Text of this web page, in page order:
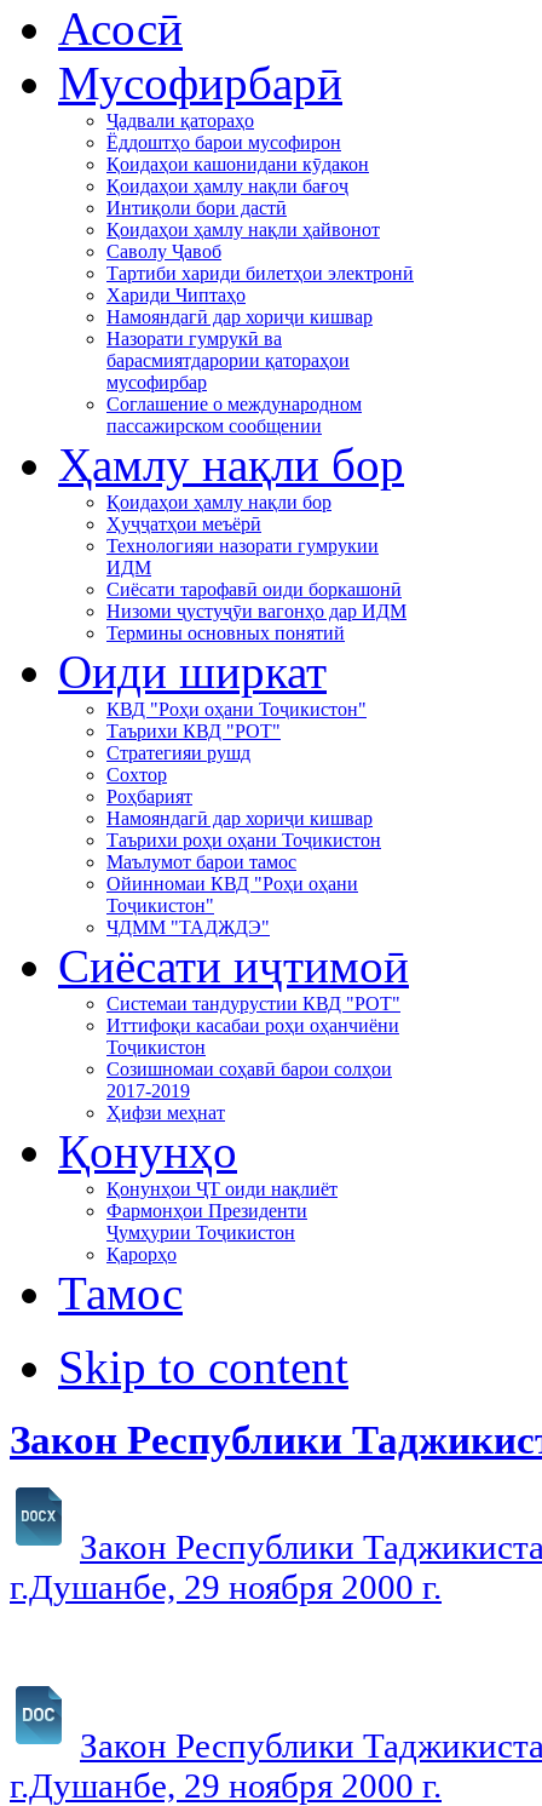
Асосӣ
Мусофирбарӣ
Ҷадвали қатораҳо
Ёддоштҳо барои мусофирон
Қоидаҳои кашонидани кӯдакон
Қоидаҳои ҳамлу нақли бағоҷ
Интиқоли бори дастӣ
Қоидаҳои ҳамлу нақли ҳайвонот
Саволу Ҷавоб
Тартиби хариди билетҳои электронӣ
Хариди Чиптаҳо
Намояндагӣ дар хориҷи кишвар
Назорати гумрукӣ ва
барасмиятдарории қатораҳои
мусофирбар
Соглашение о международном
пассажирском сообщении
Ҳамлу нақли бор
Қоидаҳои ҳамлу нақли бор
Ҳуҷҷатҳои меъёрӣ
Технологияи назорати гумрукии
ИДМ
Сиёсати тарофавӣ оиди боркашонӣ
Низоми ҷустуҷӯи вагонҳо дар ИДМ
Термины основных понятий
Оиди ширкат
КВД "Роҳи оҳани Тоҷикистон"
Таърихи КВД "РОТ"
Стратегияи рушд
Сохтор
Роҳбарият
Намояндагӣ дар хориҷи кишвар
Таърихи роҳи оҳани Тоҷикистон
Маълумот барои тамос
Ойинномаи КВД "Роҳи оҳани
Тоҷикистон"
ЧДММ "ТАДЖДЭ"
Сиёсати иҷтимоӣ
Системаи тандурустии КВД "РОТ"
Иттифоқи касабаи роҳи оҳанчиёни
Тоҷикистон
Созишномаи соҳавӣ барои солҳои
2017-2019
Ҳифзи меҳнат
Қонунҳо
Қонунҳои ҶТ оиди нақлиёт
Фармонҳои Президенти
Ҷумҳурии Тоҷикистон
Қарорҳо
Тамос
Skip to content
Закон Республики
Закон Республики
г.Душанбе, 29 ноября 2000 г.
Закон Республики
г.Душанбе, 29 ноября 2000 г.